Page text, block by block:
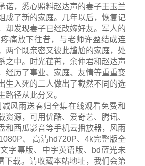
诺，悉心照料赵达声的妻子王玉兰
成了新的家庭。几年以后，恢复记
却发现妻子已经改嫁好友。军人的
痛放下往昔，与老师许盈结成连
两个既亲密又彼此尴尬的家庭，处
之中。时光荏苒，余仲君和赵达声
经历了事业、家庭、友情等重重变
生入死的二人做出了截然不同的选
路径从此分叉。
风雨送春归全集在线观看免费和
资源，可用优酷、爱奇艺、腾讯、
和西瓜影音等手机云播放器，风雨
、 高清hd720P、4k完整版全
字幕版、中字英语版、bd蓝光未
下载。请收藏本站地址，我们会第